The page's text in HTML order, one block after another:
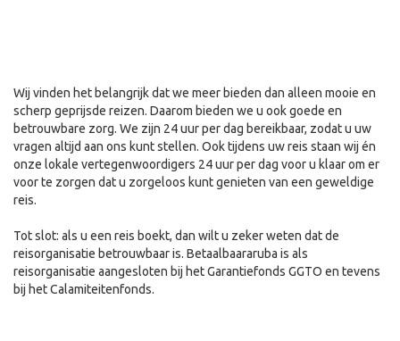
Wij vinden het belangrijk dat we meer bieden dan alleen mooie en
scherp geprijsde reizen. Daarom bieden we u ook goede en
betrouwbare zorg. We zijn 24 uur per dag bereikbaar, zodat u uw
vragen altijd aan ons kunt stellen. Ook tijdens uw reis staan wij én
onze lokale vertegenwoordigers 24 uur per dag voor u klaar om er
voor te zorgen dat u zorgeloos kunt genieten van een geweldige
reis.
Tot slot: als u een reis boekt, dan wilt u zeker weten dat de
reisorganisatie betrouwbaar is. Betaalbaararuba is als
reisorganisatie aangesloten bij het Garantiefonds GGTO en tevens
bij het Calamiteitenfonds.